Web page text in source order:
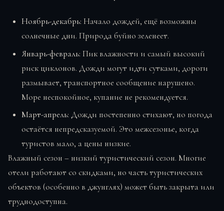
Ноябрь-декабрь: Начало дождей, ещё возможны
солнечные дни. Природа буйно зеленеет.
Январь-февраль: Пик влажности и самый высокий
риск циклонов. Дожди могут идти сутками, дороги
размывает, транспортное сообщение нарушено.
Море неспокойное, купание не рекомендуется.
Март-апрель: Дожди постепенно стихают, но погода
остаётся непредсказуемой. Это межсезонье, когда
туристов мало, а цены низкие.
Влажный сезон – низкий туристический сезон. Многие
отели работают со скидками, но часть туристических
объектов (особенно в джунглях) может быть закрыта или
труднодоступна.